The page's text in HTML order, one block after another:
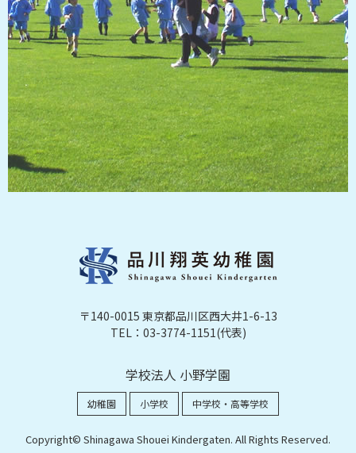
〒140-0015 東京都品川区西大井1-6-13
TEL：03-3774-1151(代表)
学校法人 小野学園
幼稚園 小学校 中学校・高等学校
Copyright© Shinagawa Shouei Kindergaten. All Rights Reserved.